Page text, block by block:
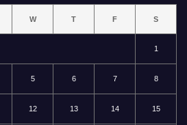
W T F S
1
5 6 7 8
12 13 14 15